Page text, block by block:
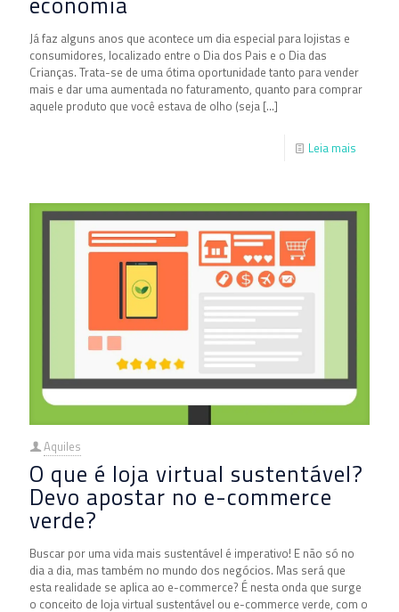
Já faz alguns anos que acontece um dia especial para lojistas e
consumidores, localizado entre o Dia dos Pais e o Dia das
Crianças. Trata-se de uma ótima oportunidade tanto para vender
mais e dar uma aumentada no faturamento, quanto para comprar
aquele produto que você estava de olho (seja […]
Leia mais
Aquiles
O que é loja virtual sustentável?
Devo apostar no e-commerce
verde?
Buscar por uma vida mais sustentável é imperativo! E não só no
dia a dia, mas também no mundo dos negócios. Mas será que
esta realidade se aplica ao e-commerce? É nesta onda que surge
o conceito de loja virtual sustentável ou e-commerce verde, com o